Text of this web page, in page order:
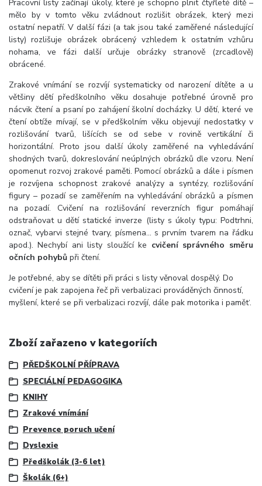
Pracovní listy začínají úkoly, které je schopno plnit čtyřleté dítě –
mělo by v tomto věku zvládnout rozlišit obrázek, který mezi
ostatní nepatří. V další fázi (a tak jsou také zaměřené následující
listy) rozlišuje obrázek obrácený vzhledem k ostatním vzhůru
nohama, ve fázi další určuje obrázky stranově (zrcadlově)
obrácené.
Zrakové vnímání se rozvíjí systematicky od narození dítěte a u
většiny dětí předškolního věku dosahuje potřebné úrovně pro
nácvik čtení a psaní po zahájení školní docházky. U dětí, které ve
čtení obtíže mívají, se v předškolním věku objevují nedostatky v
rozlišování tvarů, lišících se od sebe v rovině vertikální či
horizontální. Proto jsou další úkoly zaměřené na vyhledávání
shodných tvarů, dokreslování neúplných obrázků dle vzoru. Není
opomenut rozvoj zrakové paměti. Pomocí obrázků a dále i písmen
je rozvíjena schopnost zrakové analýzy a syntézy, rozlišování
figury – pozadí se zaměřením na vyhledávání obrázků a písmen
na pozadí. Cvičení na rozlišování reverzních figur pomáhají
odstraňovat u dětí statické inverze (listy s úkoly typu: Podtrhni,
označ, vybarvi stejné tvary, písmena... s prvním tvarem na řádku
apod.). Nechybí ani listy sloužící ke cvičení správného směru
očních pohybů při čtení.
Je potřebné, aby se dítěti při práci s listy věnoval dospělý. Do
cvičení je pak zapojena řeč při verbalizaci prováděných činností,
myšlení, které se při verbalizaci rozvíjí, dále pak motorika i pamět‘.
Zboží zařazeno v kategoriích
PŘEDŠKOLNÍ PŘÍPRAVA
SPECIÁLNÍ PEDAGOGIKA
KNIHY
Zrakové vnímání
Prevence poruch učení
Dyslexie
Předškolák (3-6 let)
Školák (6+)